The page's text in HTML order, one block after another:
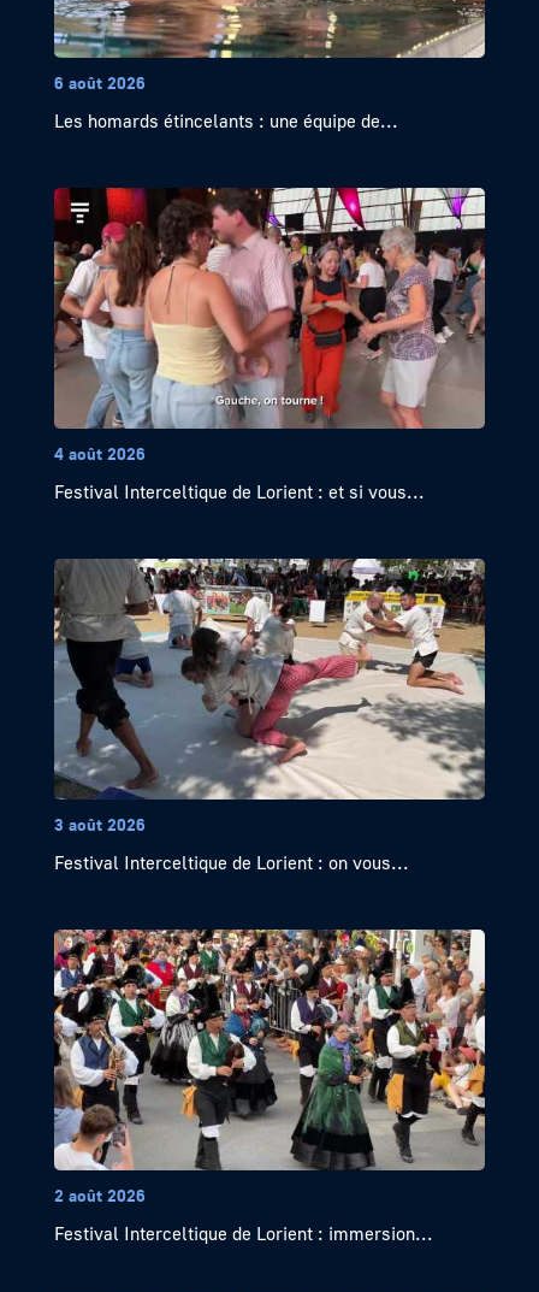
6 août 2026
Les homards étincelants : une équipe de...
4 août 2026
Festival Interceltique de Lorient : et si vous...
3 août 2026
Festival Interceltique de Lorient : on vous...
2 août 2026
Festival Interceltique de Lorient : immersion...